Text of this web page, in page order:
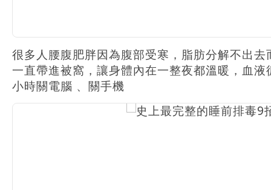
很多人腰腹肥胖因為腹部受寒，脂肪分解不出
一直帶進被窩，讓身體內在一整夜都溫暖，血
小時關電腦 、關手機